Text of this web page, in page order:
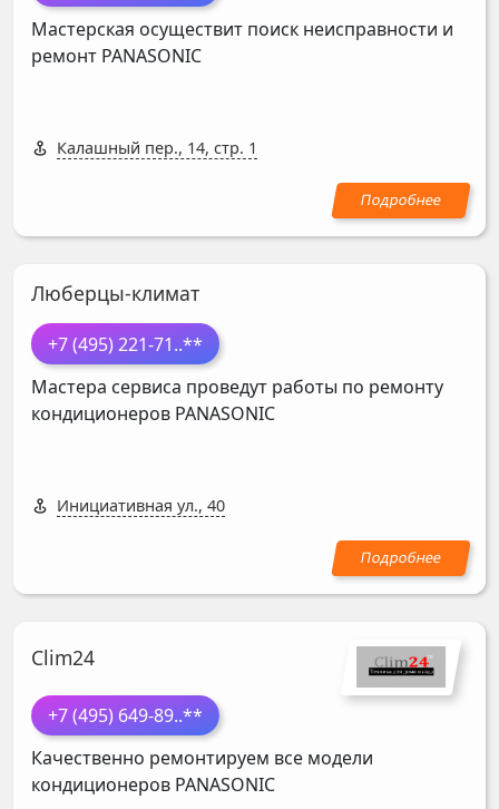
Мастерская осуществит поиск неисправности и
ремонт PANASONIC
Калашный пер., 14, стр. 1
Люберцы-климат
+7 (495) 221-71..**
Мастера сервиса проведут работы по ремонту
кондиционеров PANASONIC
Инициативная ул., 40
Clim24
+7 (495) 649-89..**
Качественно ремонтируем все модели
кондиционеров PANASONIC